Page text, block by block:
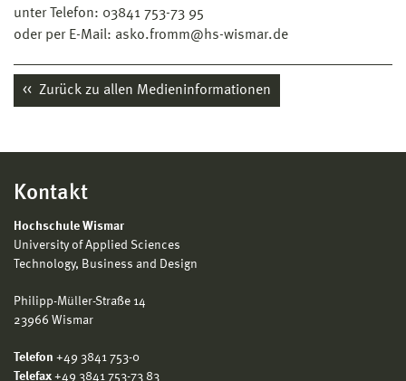
unter Telefon: 03841 753-73 95
oder per E-Mail: asko.fromm@hs-wismar.de
Zurück zu allen Medieninformationen
Kontakt
Hochschule Wismar
University of Applied Sciences
Technology, Business and Design
Philipp-Müller-Straße 14
23966 Wismar
Telefon +49 3841 753-0
Telefax +49 3841 753-73 83